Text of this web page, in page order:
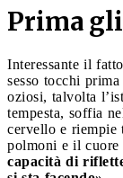
Prima
Interessante il
sesso tocchi
oziosi, talvolta
tempesta, soffia
cervello e riempie
polmoni e il
capacità di